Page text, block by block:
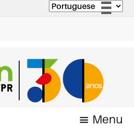
Acesso à informação
Legislação
Canais
Menu